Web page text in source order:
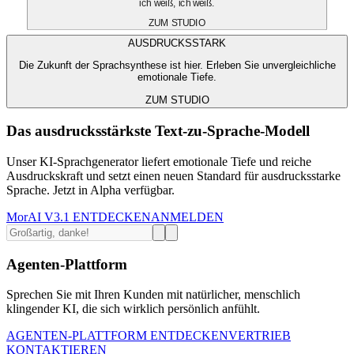
ich weiß, ich weiß.
ZUM STUDIO
AUSDRUCKSSTARK
Die Zukunft der Sprachsynthese ist hier. Erleben Sie unvergleichliche
emotionale Tiefe.
ZUM STUDIO
Das ausdrucksstärkste Text-zu-Sprache-Modell
Unser KI-Sprachgenerator liefert emotionale Tiefe und reiche
Ausdruckskraft und setzt einen neuen Standard für ausdrucksstarke
Sprache. Jetzt in Alpha verfügbar.
MorAI V3.1 ENTDECKENANMELDEN
Agenten-Plattform
Sprechen Sie mit Ihren Kunden mit natürlicher, menschlich
klingender KI, die sich wirklich persönlich anfühlt.
AGENTEN-PLATTFORM ENTDECKENVERTRIEB
KONTAKTIEREN